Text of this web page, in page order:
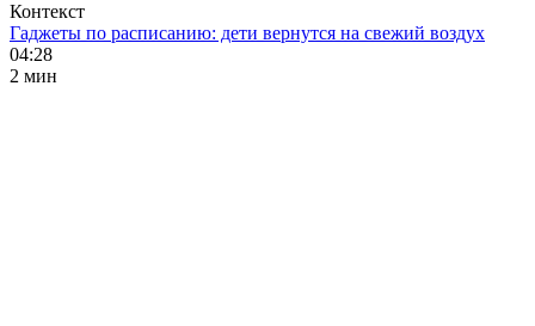
Контекст
Гаджеты по расписанию: дети вернутся на свежий воздух
04:28
2 мин